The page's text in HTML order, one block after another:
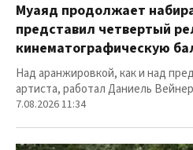
Муаяд продолжает
представил четвертый
кинематографическую
Над аранжировкой, как и над
артиста, работал Даниель Вейнер
7.08.2026 11:34